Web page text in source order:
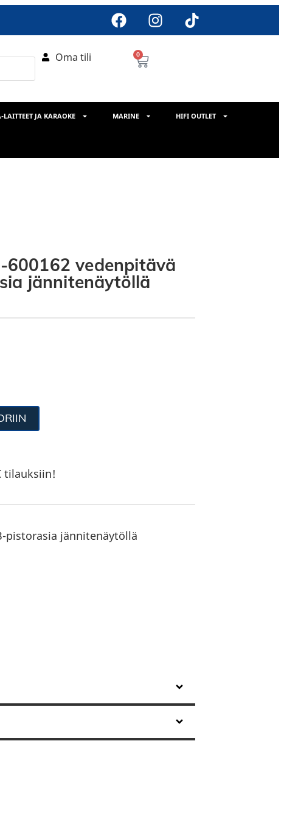
Oma tili 0
LAITTEET JA KARAOKE MARINE HIFI OUTLET
600162 vedenpitävä
jännitenäytöllä
tilauksiin!
pistorasia jännitenäytöllä